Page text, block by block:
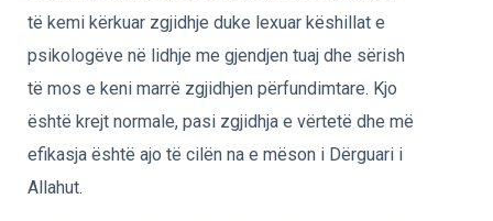
të kemi kërkuar zgjidhje duke lexuar këshillat e
psikologëve në lidhje me gjendjen tuaj dhe sërish
të mos e keni marrë zgjidhjen përfundimtare. Kjo
është krejt normale, pasi zgjidhja e vërtetë dhe më
efikasja është ajo të cilën na e mëson i Dërguari i
Allahut.